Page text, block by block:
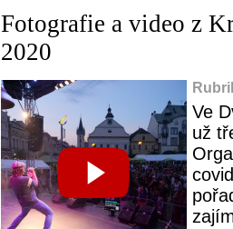
Fotografie a video z
2020
Ve
už